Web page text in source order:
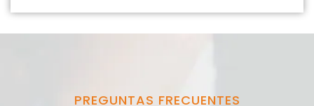
PREGUNTAS FRECUENTES